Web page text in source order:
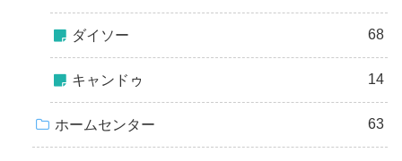
ダイソー 68
キャンドゥ 14
ホームセンター 63